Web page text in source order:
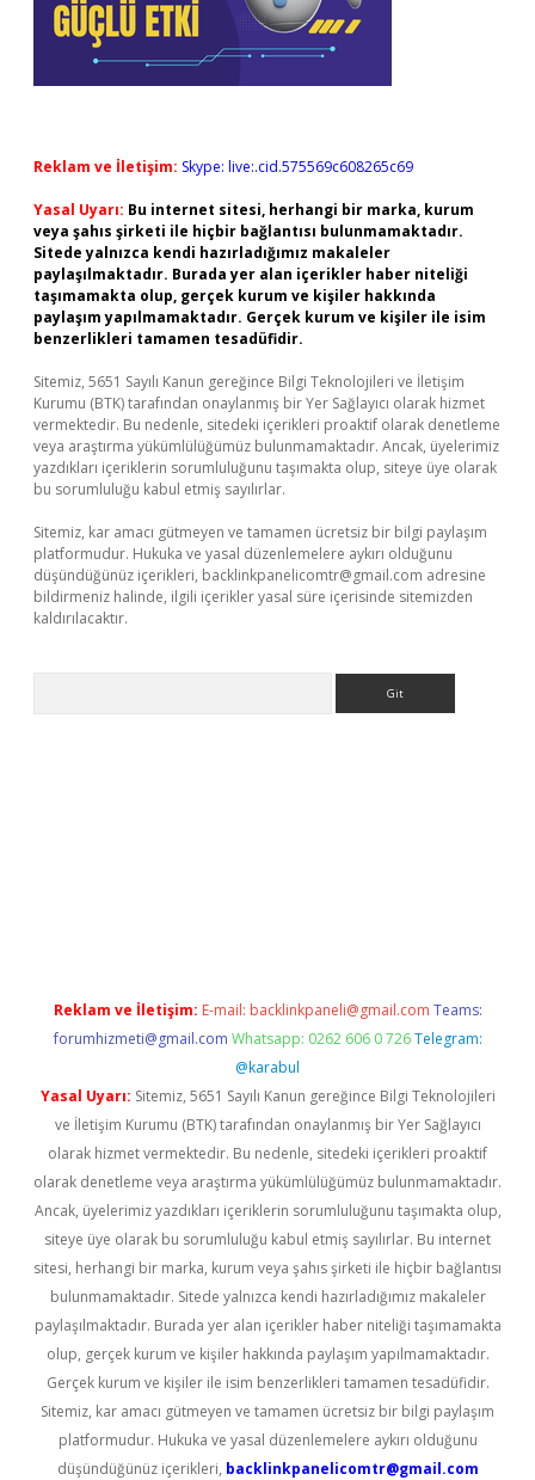
Reklam ve İletişim: Skype: live:.cid.575569c608265c69
Yasal Uyarı: Bu internet sitesi, herhangi bir marka, kurum
veya şahıs şirketi ile hiçbir bağlantısı bulunmamaktadır.
Sitede yalnızca kendi hazırladığımız makaleler
paylaşılmaktadır. Burada yer alan içerikler haber niteliği
taşımamakta olup, gerçek kurum ve kişiler hakkında
paylaşım yapılmamaktadır. Gerçek kurum ve kişiler ile isim
benzerlikleri tamamen tesadüfidir.
Sitemiz, 5651 Sayılı Kanun gereğince Bilgi Teknolojileri ve İletişim
Kurumu (BTK) tarafından onaylanmış bir Yer Sağlayıcı olarak hizmet
vermektedir. Bu nedenle, sitedeki içerikleri proaktif olarak denetleme
veya araştırma yükümlülüğümüz bulunmamaktadır. Ancak, üyelerimiz
yazdıkları içeriklerin sorumluluğunu taşımakta olup, siteye üye olarak
bu sorumluluğu kabul etmiş sayılırlar.
Sitemiz, kar amacı gütmeyen ve tamamen ücretsiz bir bilgi paylaşım
platformudur. Hukuka ve yasal düzenlemelere aykırı olduğunu
düşündüğünüz içerikleri, backlinkpanelicomtr@gmail.com adresine
bildirmeniz halinde, ilgili içerikler yasal süre içerisinde sitemizden
kaldırılacaktır.
Reklam ve İletişim: E-mail: backlinkpaneli@gmail.com Teams:
forumhizmeti@gmail.com Whatsapp: 0262 606 0 726 Telegram:
@karabul
Yasal Uyarı: Sitemiz, 5651 Sayılı Kanun gereğince Bilgi Teknolojileri
ve İletişim Kurumu (BTK) tarafından onaylanmış bir Yer Sağlayıcı
olarak hizmet vermektedir. Bu nedenle, sitedeki içerikleri proaktif
olarak denetleme veya araştırma yükümlülüğümüz bulunmamaktadır.
Ancak, üyelerimiz yazdıkları içeriklerin sorumluluğunu taşımakta olup,
siteye üye olarak bu sorumluluğu kabul etmiş sayılırlar. Bu internet
sitesi, herhangi bir marka, kurum veya şahıs şirketi ile hiçbir bağlantısı
bulunmamaktadır. Sitede yalnızca kendi hazırladığımız makaleler
paylaşılmaktadır. Burada yer alan içerikler haber niteliği taşımamakta
olup, gerçek kurum ve kişiler hakkında paylaşım yapılmamaktadır.
Gerçek kurum ve kişiler ile isim benzerlikleri tamamen tesadüfidir.
Sitemiz, kar amacı gütmeyen ve tamamen ücretsiz bir bilgi paylaşım
platformudur. Hukuka ve yasal düzenlemelere aykırı olduğunu
düşündüğünüz içerikleri, backlinkpanelicomtr@gmail.com